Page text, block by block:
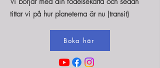
tittar vi på hur planeterna är nu (transit)
Boka här